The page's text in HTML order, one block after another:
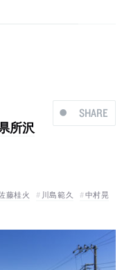
SHARE
所沢
藤桂火 川島範久 中村晃